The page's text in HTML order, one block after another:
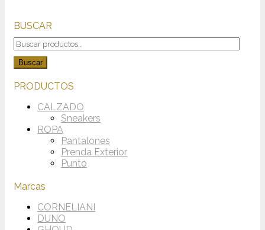
página
opciones
se
BUSCAR
Buscar
por:
Buscar
PRODUCTOS
CALZADO
Sneakers
ROPA
Pantalones
Prenda Exterior
Punto
Marcas
CORNELIANI
DUNO